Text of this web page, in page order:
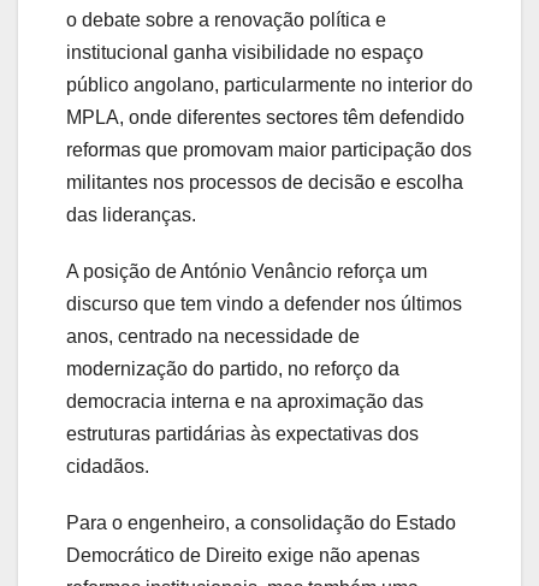
o debate sobre a renovação política e
institucional ganha visibilidade no espaço
público angolano, particularmente no interior do
MPLA, onde diferentes sectores têm defendido
reformas que promovam maior participação dos
militantes nos processos de decisão e escolha
das lideranças.
A posição de António Venâncio reforça um
discurso que tem vindo a defender nos últimos
anos, centrado na necessidade de
modernização do partido, no reforço da
democracia interna e na aproximação das
estruturas partidárias às expectativas dos
cidadãos.
Para o engenheiro, a consolidação do Estado
Democrático de Direito exige não apenas